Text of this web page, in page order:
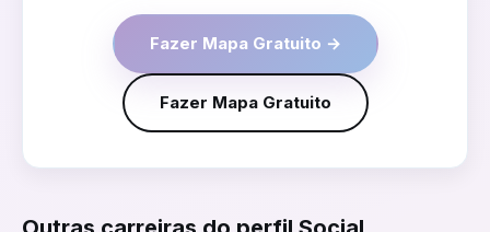
Fazer Mapa Gratuito →
Fazer Mapa Gratuito